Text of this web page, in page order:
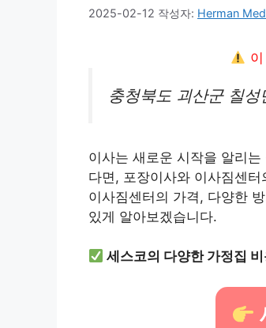
2025-02-12 작성자: Herman
충청북도 괴산군 칠
이사는 새로운 시작을 알리
다면, 포장이사와 이사짐센
이사짐센터의 가격, 다양한
있게 알아보겠습니다.
세스코의 다양한 가정집